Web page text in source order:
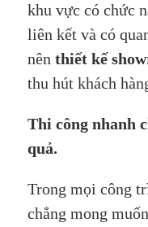
khu vực có chức
liên kết và có
nên thiết kế
thu hút khách
Thi công nhanh
quả.
Trong mọi công
chẳng mong